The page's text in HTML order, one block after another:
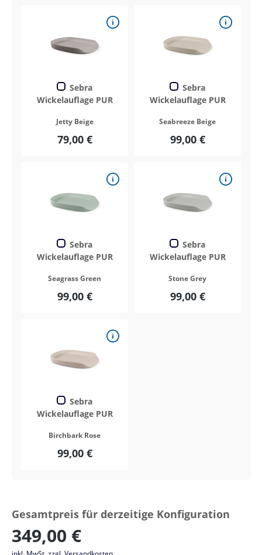
Sebra
Wickelauflage PUR
Jetty Beige
79,00 €
Sebra
Wickelauflage PUR
Seabreeze Beige
99,00 €
Sebra
Wickelauflage PUR
Seagrass Green
99,00 €
Sebra
Wickelauflage PUR
Stone Grey
99,00 €
Sebra
Wickelauflage PUR
Birchbark Rose
99,00 €
Gesamtpreis für derzeitige Konfiguration
349,00 €